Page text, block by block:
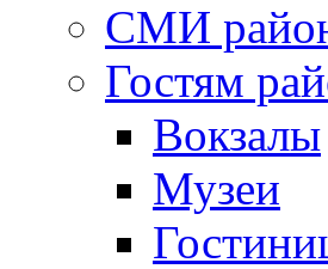
СМИ
Гостям
Вокзалы
Музеи